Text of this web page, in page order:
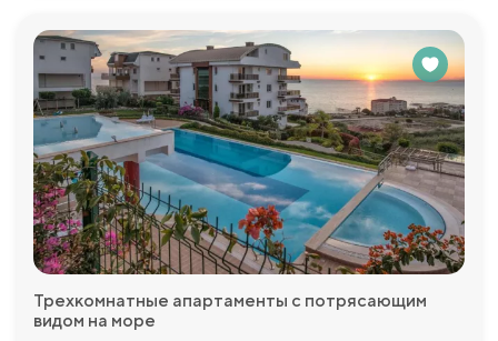
Трехкомнатные апартаменты с потрясающим
видом на море